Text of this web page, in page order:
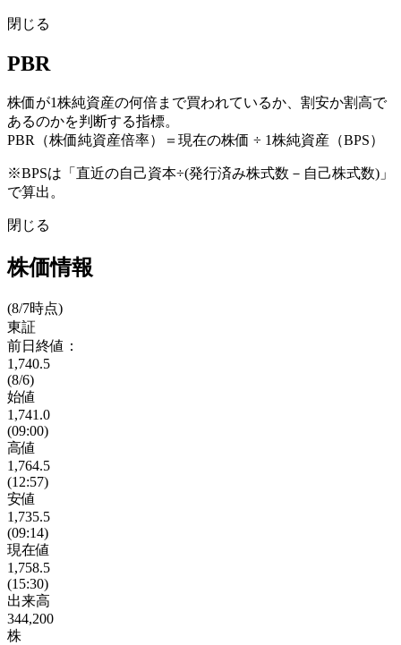
閉じる
PBR
株価が1株純資産の何倍まで買われているか、割安か割高で
あるのかを判断する指標。
PBR（株価純資産倍率）＝現在の株価 ÷ 1株純資産（BPS）
※BPSは「直近の自己資本÷(発行済み株式数－自己株式数)」
で算出。
閉じる
株価情報
(8/7時点)
東証
前日終値：
1,740.5
(8/6)
始値
1,741.0
(09:00)
高値
1,764.5
(12:57)
安値
1,735.5
(09:14)
現在値
1,758.5
(15:30)
出来高
344,200
株